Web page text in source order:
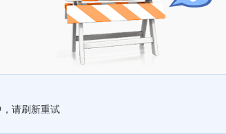
请刷新重试